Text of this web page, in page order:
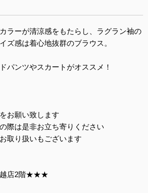
ラーが清涼感をもたらし、ラグラン袖の
ズ感は着心地抜群のブラウス。
パンツやスカートがオススメ！
お願い致します
際は是非お立ち寄りください
取り扱いもございます
店2階★★★